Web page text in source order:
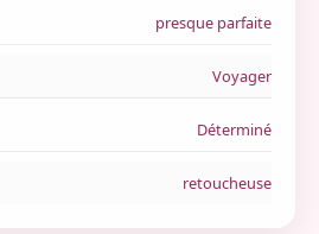
presque parfaite
Voyager
Déterminé
retoucheuse